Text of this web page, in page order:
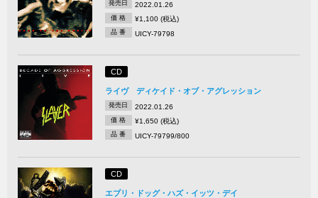
発売日 2022.01.26
価 格 ¥1,100 (税込)
品 番 UICY-79798
CD
ライヴ ディケイド・オブ・アグレッション
発売日 2022.01.26
価 格 ¥1,650 (税込)
品 番 UICY-79799/800
CD
エブリ・ドッグ・ハズ・イッツ・デイ